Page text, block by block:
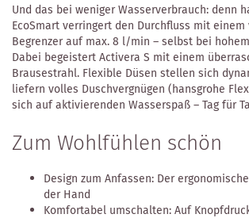
Und das bei weniger Wasserverbrauch: denn
EcoSmart verringert den Durchfluss mit
Begrenzer auf max. 8 l/min – selbst bei
Dabei begeistert Activera S mit einem
Brausestrahl. Flexible Düsen stellen sich
liefern volles Duschvergnügen (hansgrohe
sich auf aktivierenden Wasserspaß – Tag für
Zum Wohlfühlen schön
Design zum Anfassen: Der
der Hand
Komfortabel umschalten: Auf